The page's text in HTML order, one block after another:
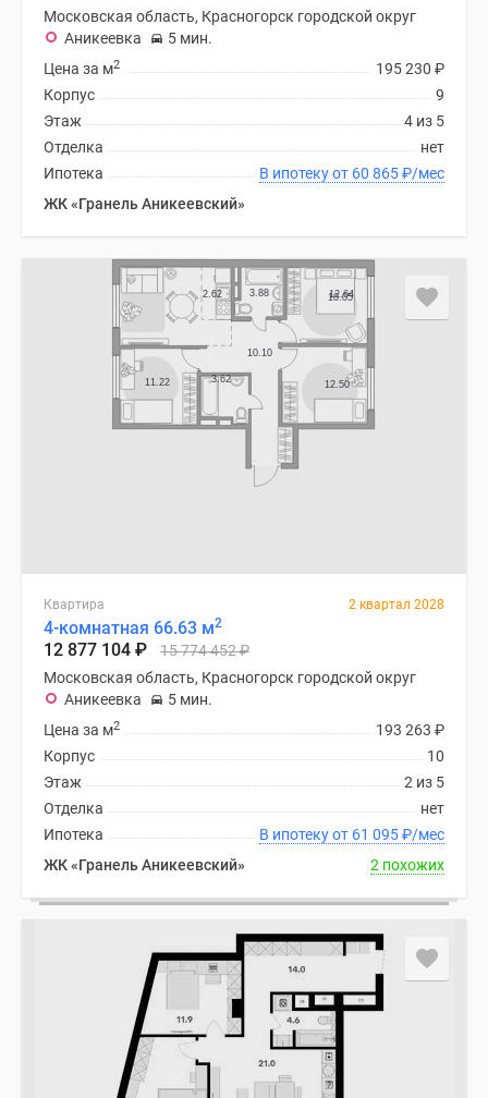
Московская область, Красногорск городской округ
Аникеевка
5 мин.
195 230 ₽
Цена за м2
9
Корпус
4 из 5
Этаж
нет
Отделка
В ипотеку от 60 865₽/мес
Ипотека
ЖК «Гранель Аникеевский»
Квартира 2 квартал 2028
4-комнатная 66.63 м2
12 877 104 ₽ 15 774 452₽
Московская область, Красногорск городской округ
Аникеевка
5 мин.
193 263 ₽
Цена за м2
10
Корпус
2 из 5
Этаж
нет
Отделка
В ипотеку от 61 095₽/мес
Ипотека
ЖК «Гранель Аникеевский»
2 похожих